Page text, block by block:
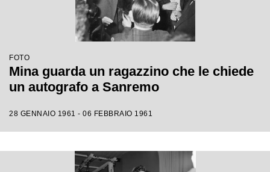
FOTO
Mina guarda un ragazzino che le chiede
un autografo a Sanremo
28 GENNAIO 1961 - 06 FEBBRAIO 1961